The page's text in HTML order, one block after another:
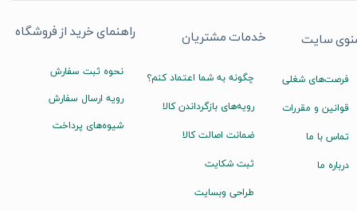
راهنمای خرید از فروشگاه
نحوه ثبت سفارش
رویه ارسال سفارش
شیوه‌های پرداخت
خدمات مشتریان
چگونه به شما اعتماد کنم؟
رویه‌های بازگرداندن کالا
ضمانت اصالت کالا
ثبت شکایت
طراحی وبسایت
سایت
فرصت‌های شغلی
قوانین و مقررات
تماس با ما
درباره ما